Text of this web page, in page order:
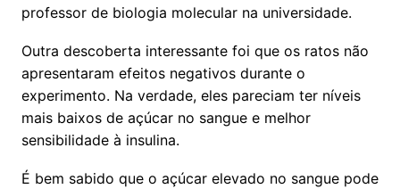
professor de biologia molecular na universidade.
Outra descoberta interessante foi que os ratos não
apresentaram efeitos negativos durante o
experimento. Na verdade, eles pareciam ter níveis
mais baixos de açúcar no sangue e melhor
sensibilidade à insulina.
É bem sabido que o açúcar elevado no sangue pode